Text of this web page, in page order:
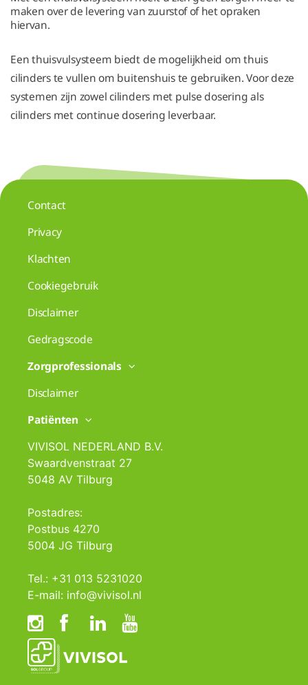
maken over de levering van zuurstof of het opraken
hiervan.
Een thuisvulsysteem biedt de mogelijkheid om thuis
cilinders te vullen om buitenshuis te gebruiken. Voor deze
systemen zijn zowel cilinders met pulse dosering als
cilinders met continue dosering leverbaar.
Contact
Privacy
Klachten
Cookiegebruik
Disclaimer
Gedragscode
Zorgprofessionals
Disclaimer
Patiënten
VIVISOL NEDERLAND B.V.
Swaardvenstraat 27
5048 AV Tilburg
Postadres:
Postbus 4270
5004 JG Tilburg
Tel.: +31 013 5231020
E-mail: info@vivisol.nl